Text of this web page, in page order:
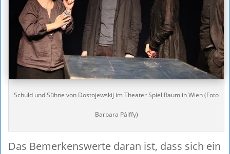
Schuld und Sühne von Dostojewskij im Theater Spiel Raum in Wien (Foto
Barbara Pálffy)
Das Bemerkenswerte daran ist, dass sich ein